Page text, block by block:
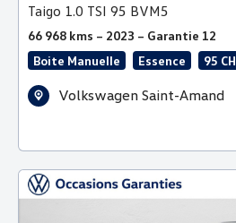
Taigo 1.0 TSI 95 BVM5
66 968 kms – 2023 – Garantie 12
Boite Manuelle
Essence 95 CH
Volkswagen Saint-Amand